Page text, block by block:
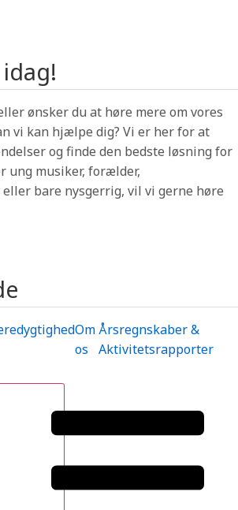
ønsker du at høre mere om vores
vi kan hjælpe dig? Vi er her for at
og finde den bedste løsning for
ung musiker, forælder,
bare nysgerrig, vil vi gerne høre
Om
os
Årsregnskaber &
Aktivitetsrapporter